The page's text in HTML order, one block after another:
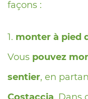
façons :
monter à pied
Vous pouvez
sentier, en